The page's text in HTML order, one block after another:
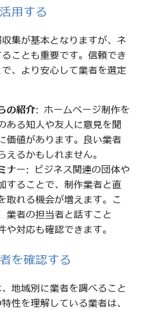
用する
集が基本となりますが、ネ
ことも重要です。信頼でき
、より安心して業者を選定
の紹介: ホームページ制作を
ある知人や友人に意見を聞
価値があります。良い業者
えるかもしれません。
ナー: ビジネス関連の団体や
することで、制作業者と直
取れる機会が増えます。こ
業者の担当者と話すこと
や対応も確認できます。
を確認する
地域別に業者を調べること
性を理解している業者は、